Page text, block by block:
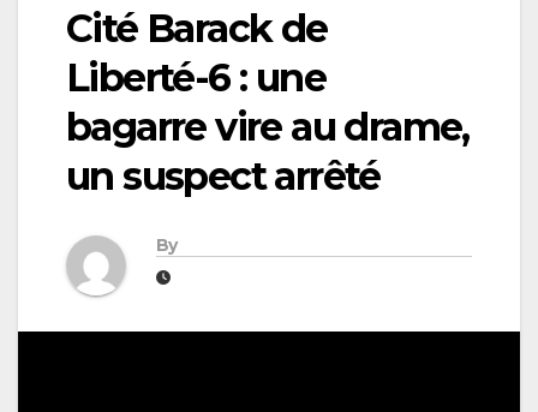
Cité Barack de
Liberté-6 : une
bagarre vire au drame,
un suspect arrêté
By